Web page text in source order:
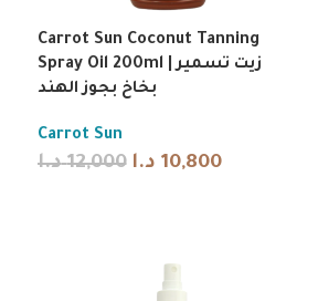
Carrot Sun Coconut Tanning
Spray Oil 200ml | زيت تسمير
بخاخ بجوز الهند
Carrot Sun
12,000 د.ا 10,800 د.ا